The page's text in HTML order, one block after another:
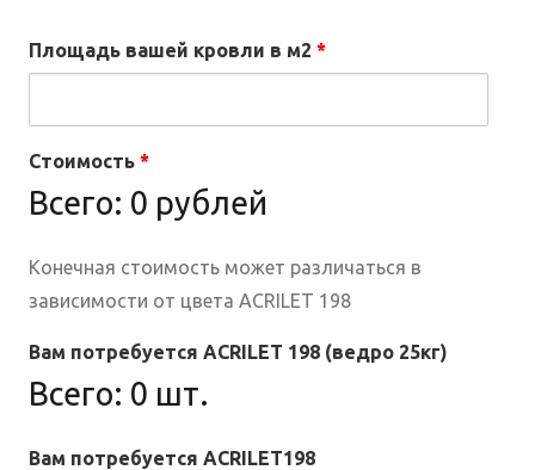
Площадь вашей кровли в м2 *
Стоимость *
Всего: 0 рублей
Конечная стоимость может различаться в
зависимости от цвета ACRILET 198
Вам потребуется ACRILET 198 (ведро 25кг)
Всего: 0 шт.
Вам потребуется ACRILET198